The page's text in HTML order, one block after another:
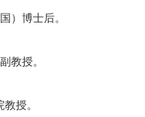
）博士后。
教授。
授。